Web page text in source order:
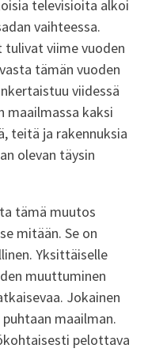
televisioita alkoi
vaihteessa.
tulivat viime vuoden
tämän vuoden
viidessä
maailmassa kaksi
teitä ja rakennuksia
olevan täysin
tämä muutos
mitään. Se on
Yksittäiselle
muuttuminen
Jokainen
maailman.
pelottava